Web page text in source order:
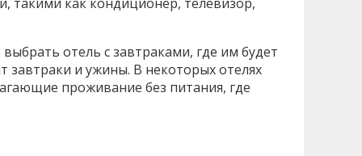
отель с завтраками, где им будет
завтраки и ужины. В некоторых отелях
проживание без питания, где